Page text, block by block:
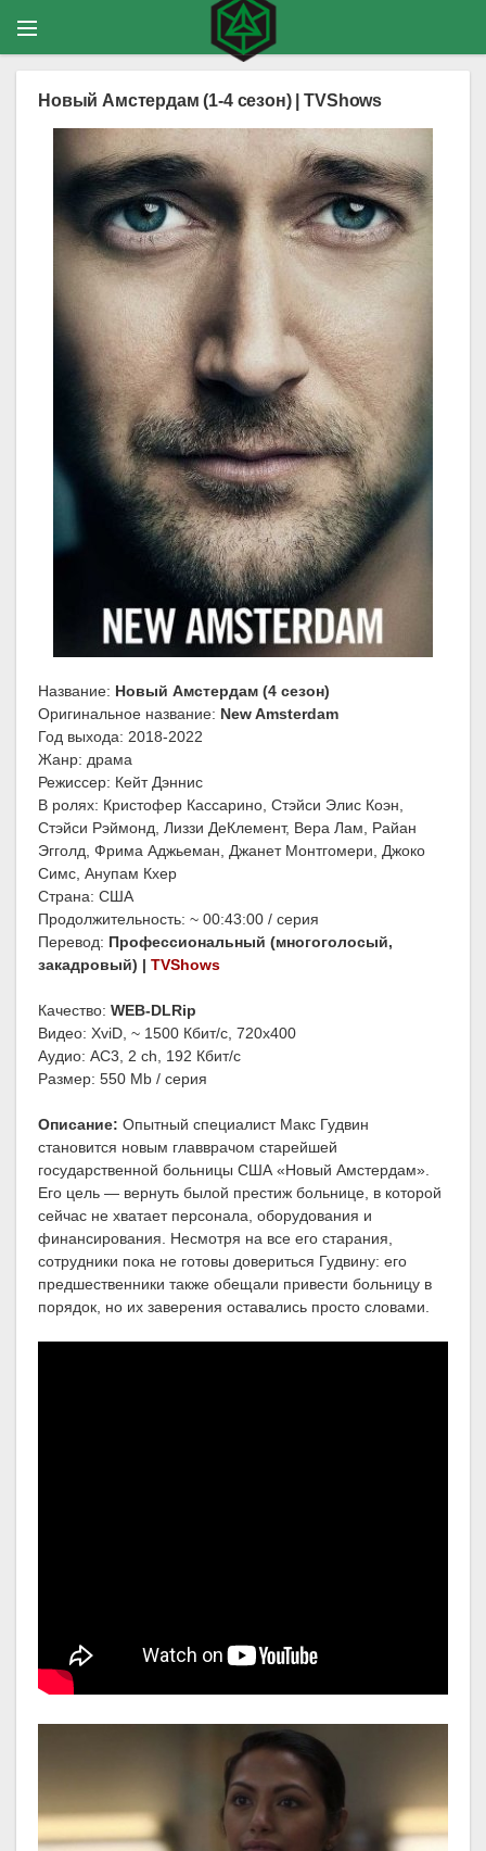
Новый Амстердам (1-4 сезон) | TVShows
Название: Новый Амстердам (4 сезон)
Оригинальное название: New Amsterdam
Год выхода: 2018-2022
Жанр: драма
Режиссер: Кейт Дэннис
В ролях: Кристофер Кассарино, Стэйси Элис Коэн,
Стэйси Рэймонд, Лиззи ДеКлемент, Вера Лам, Райан
Эгголд, Фрима Аджьеман, Джанет Монтгомери, Джоко
Симс, Анупам Кхер
Страна: США
Продолжительность: ~ 00:43:00 / серия
Перевод: Профессиональный (многоголосый,
закадровый) | TVShows
Качество: WEB-DLRip
Видео: XviD, ~ 1500 Кбит/с, 720x400
Аудио: AC3, 2 ch, 192 Кбит/с
Размер: 550 Mb / серия
Описание: Опытный специалист Макс Гудвин
становится новым главврачом старейшей
государственной больницы США «Новый Амстердам».
Его цель — вернуть былой престиж больнице, в которой
сейчас не хватает персонала, оборудования и
финансирования. Несмотря на все его старания,
сотрудники пока не готовы довериться Гудвину: его
предшественники также обещали привести больницу в
порядок, но их заверения оставались просто словами.